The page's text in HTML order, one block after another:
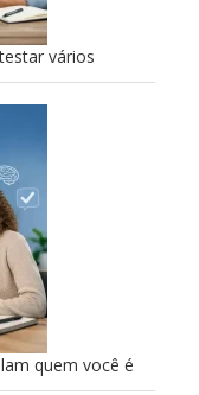
vários
quem você é